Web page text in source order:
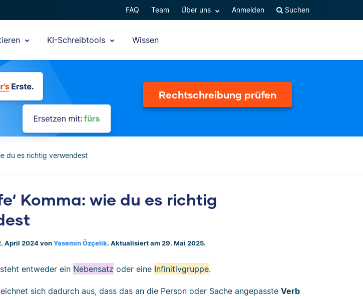
FAQ Team Über uns Anmelden Suchen
KI-Schreibtools Wissen
Rechtschreibung prüfen
du es richtig verwendest
Komma: wie du es richtig
April 2024 von Yasemin Özçelik. Aktualisiert am 29. Mai 2025.
steht entweder ein Nebensatz oder eine Infinitivgruppe.
sich dadurch aus, dass das an die Person oder Sache angepasste Verb